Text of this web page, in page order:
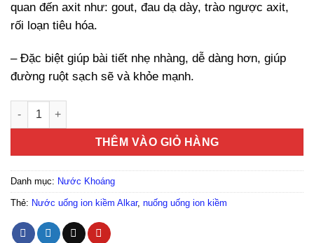
quan đến axit như: gout, đau dạ dày, trào ngược axit,
rối loạn tiêu hóa.
– Đặc biệt giúp bài tiết nhẹ nhàng, dễ dàng hơn, giúp
đường ruột sạch sẽ và khỏe mạnh.
Nước uống ion kiềm Alkari giàu khoáng chất 350ml số lượng
THÊM VÀO GIỎ HÀNG
Danh mục: Nước Khoáng
Thẻ: Nước uống ion kiềm Alkar, nuống uống ion kiềm